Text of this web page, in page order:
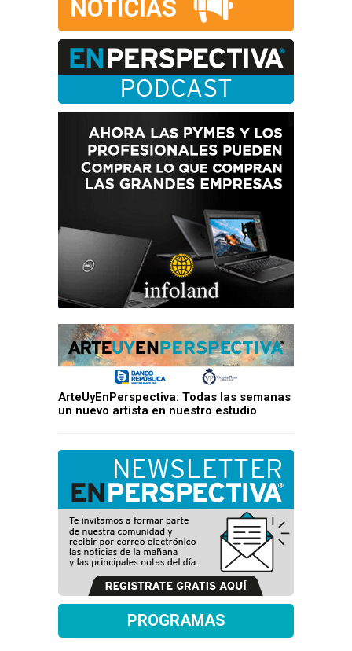
ArteUyEnPerspectiva: Todas las semanas
un nuevo artista en nuestro estudio
PROGRAMAS